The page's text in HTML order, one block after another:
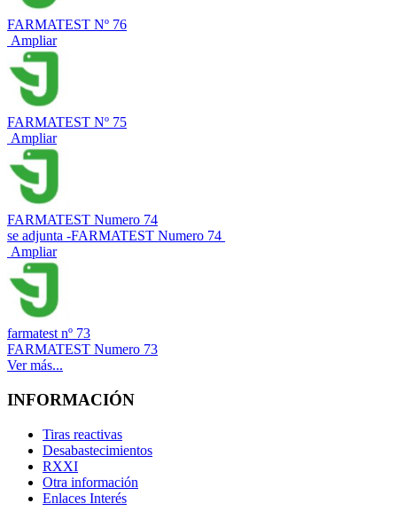
FARMATEST Nº 76
Ampliar
FARMATEST Nº 75
Ampliar
FARMATEST Numero 74
se adjunta -FARMATEST Numero 74
Ampliar
farmatest nº 73
FARMATEST Numero 73
Ver más...
INFORMACIÓN
Tiras reactivas
Desabastecimientos
RXXI
Otra información
Enlaces Interés